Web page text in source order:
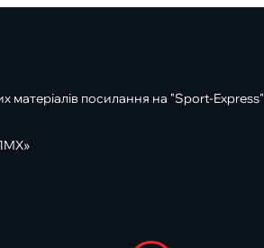
матеріалів посилання на "Sport-Express"